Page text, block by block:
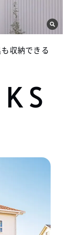
収納できる